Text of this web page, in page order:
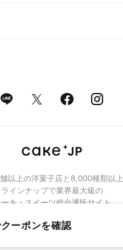
以上の洋菓子店と8,000種類以
ラインナップで業界最大級の
キ・スイーツ総合通販サイト
© Cake.jp Co., Ltd.
ーポンを確認